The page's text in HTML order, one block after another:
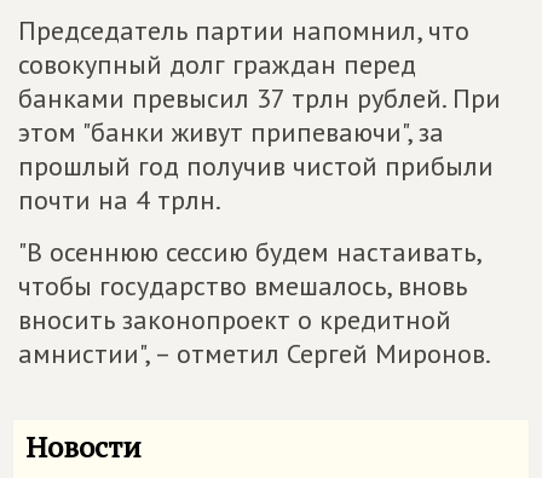
Председатель партии напомнил, что
совокупный долг граждан перед
банками превысил 37 трлн рублей. При
этом "банки живут припеваючи", за
прошлый год получив чистой прибыли
почти на 4 трлн.
"В осеннюю сессию будем настаивать,
чтобы государство вмешалось, вновь
вносить законопроект о кредитной
амнистии", – отметил Сергей Миронов.
Новости